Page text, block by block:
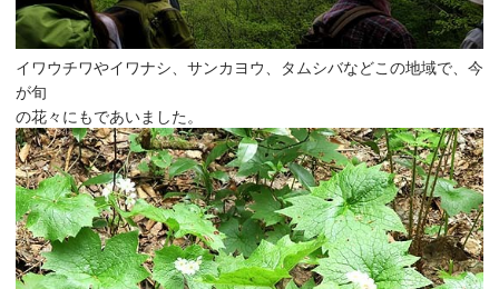
イワウチワやイワナシ、サンカヨウ、タムシバなどこの地域で、今
が旬
の花々にもであいました。